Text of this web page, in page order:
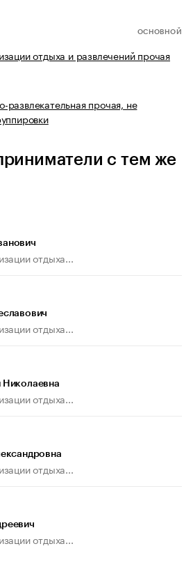
ОСНОВНОЙ
отдыха и развлечений прочая
развлекательная прочая, не
с тем же
отдыха...
отдыха...
Николаевна
отдыха...
отдыха...
отдыха...